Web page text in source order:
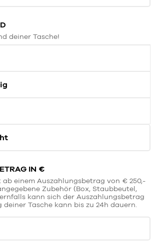
deiner Tasche!
IN €
einem Auszahlungsbetrag von € 250,-
Zubehör (Box, Staubbeutel,
kann sich der Auszahlungsbetrag
Tasche kann bis zu 24h dauern.